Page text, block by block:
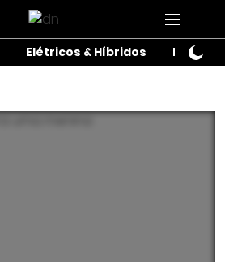
Elétricos & Híbridos Motos